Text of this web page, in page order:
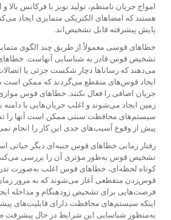
امواج جریان نامنظم، تولید نویز با فرکانس بالا
هستند که امضا‌های الکتریکی متمایزی ایجاد
پایش پیشرفته قابل تشخیص‌اند.
خطاهای قوسی معمولاً از طریق چند الگوی
تشخیص قوس قادر به شناسایی آنهاست.
می‌دهند که رساناها دچار شکست جزئی یا
ایجاد قوس‌های متقطع می‌گردند که ممکن است
جریان اضافی را فعال نکنند. خطاهای قوس موازی
زمین ایجاد می‌شوند و اغلب جریان‌هایی با دامنه
سیستم‌های محافظت سنتی ممکن است آنها را
پیش از وقوع آسیب‌های جدی این کار را انجام
رفتار زمانی خطاهای قوس جنبه‌ای دیگر حیاتی
تشخیص قوس به‌طور مؤثری آن را بررسی
کوتاه لحظه‌ای، خطاهای قوس اغلب به‌صورت
قوس‌زدن متقطعی آغاز می‌شوند که به مرور
فرصت‌هایی برای تشخیص زودهنگام و مداخله
اینکه سیستم‌های محافظت دارای قابلیت‌های
به‌منظور شناسایی این شرایط در حال پیشرفت